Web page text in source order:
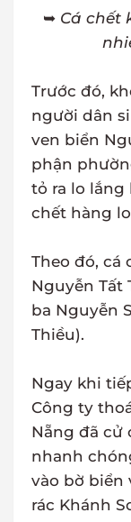
➥ Cá chết
Trước đó,
người dân
ven biển
phận
tỏ ra lo
chết hàng
Theo đó, cá
Nguyễn Tất
ba Nguyễn
Thiều).
Ngay khi
Công ty
Nẵng đã cử
nhanh
vào bờ biển
rác Khánh